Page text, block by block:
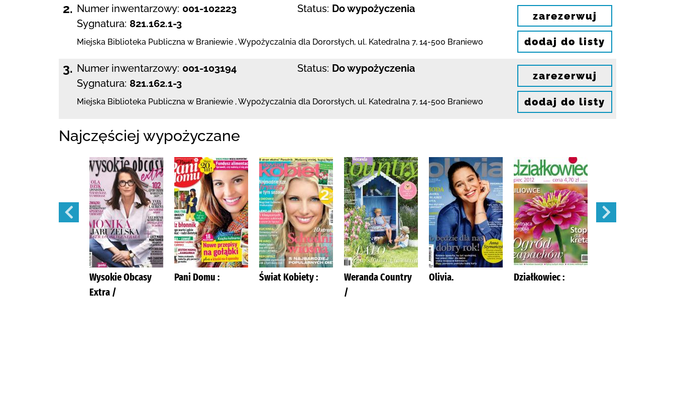
2. Numer inwentarzowy: 001-102223
Sygnatura: 821.162.1-3
Status: Do wypożyczenia
Miejska Biblioteka Publiczna w Braniewie ,Wypożyczalnia dla Dororsłych, ul. Katedralna 7, 14-500 Braniewo
zarezerwuj
dodaj do listy
3. Numer inwentarzowy: 001-103194
Sygnatura: 821.162.1-3
Status: Do wypożyczenia
Miejska Biblioteka Publiczna w Braniewie ,Wypożyczalnia dla Dororsłych, ul. Katedralna 7, 14-500 Braniewo
zarezerwuj
dodaj do listy
Najczęściej wypożyczane
Wysokie Obcasy
Extra /
Pani Domu : Świat Kobiety :
Weranda Country
/
Olivia. Działkowiec :